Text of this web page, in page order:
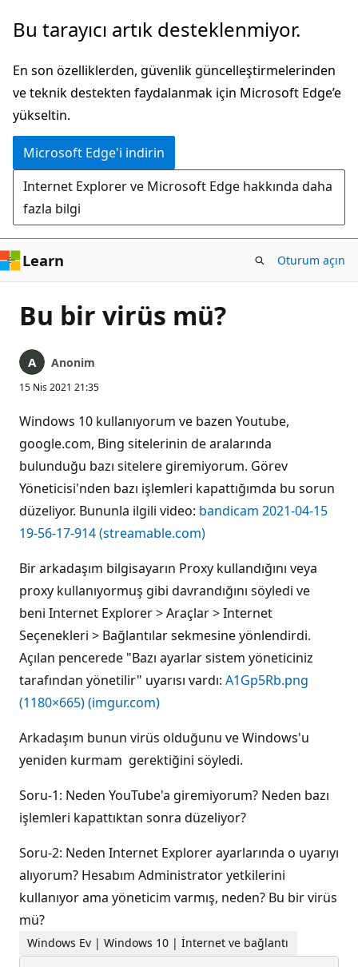
Ana
atla
Bu tarayıcı artık desteklenmiyor.
En son özelliklerden, güvenlik güncelleştirmelerinden
ve teknik destekten faydalanmak için Microsoft Edge’e
yükseltin.
Microsoft Edge'i indirin
Internet Explorer ve Microsoft Edge hakkında daha
fazla bilgi
Learn Oturum açın
Bu bir virüs mü?
Anonim
15 Nis 2021 21:35
Windows 10 kullanıyorum ve bazen Youtube,
google.com, Bing sitelerinin de aralarında
bulunduğu bazı sitelere giremiyorum. Görev
Yöneticisi'nden bazı işlemleri kapattığımda bu sorun
düzeliyor. Bununla ilgili video: bandicam 2021-04-15
19-56-17-914 (streamable.com)
Bir arkadaşım bilgisayarın Proxy kullandığını veya
proxy kullanıyormuş gibi davrandığını söyledi ve
beni Internet Explorer > Araçlar > Internet
Seçenekleri > Bağlantılar sekmesine yönlendirdi.
Açılan pencerede "Bazı ayarlar sistem yöneticiniz
tarafından yönetilir" uyarısı vardı: A1Gp5Rb.png
(1180×665) (imgur.com)
Arkadaşım bunun virüs olduğunu ve Windows'u
yeniden kurmam gerektiğini söyledi.
Soru-1: Neden YouTube'a giremiyorum? Neden bazı
işlemleri kapattıktan sonra düzeliyor?
Soru-2: Neden Internet Explorer ayarlarında o uyarıyı
alıyorum? Hesabım Administrator yetkilerini
kullanıyor ama yöneticim varmış, neden? Bu bir virüs
mü?
Windows Ev | Windows 10 | İnternet ve bağlantı